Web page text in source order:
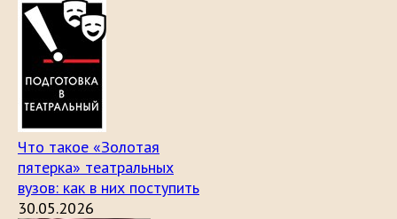
Что такое «Золотая
пятерка» театральных
вузов: как в них поступить
30.05.2026